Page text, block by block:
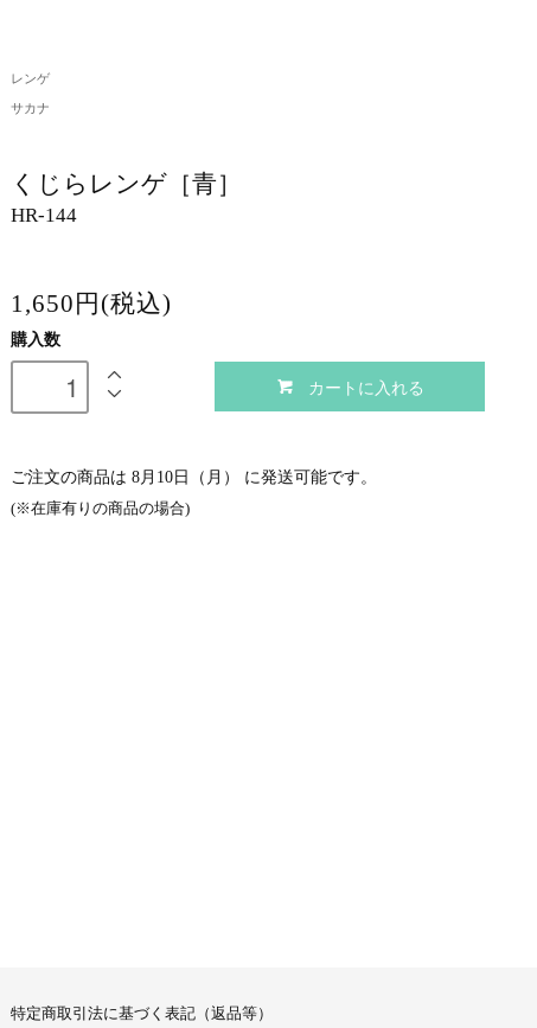
レンゲ
サカナ
くじらレンゲ［青］
HR-144
1,650円(税込)
購入数
カートに入れる
ご注文の商品は 8月10日（月） に発送可能です。
(※在庫有りの商品の場合)
特定商取引法に基づく表記（返品等）